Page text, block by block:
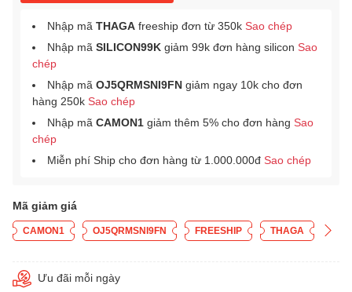
Nhập mã THAGA freeship đơn từ 350k Sao chép
Nhập mã SILICON99K giảm 99k đơn hàng silicon Sao
chép
Nhập mã OJ5QRMSNI9FN giảm ngay 10k cho đơn
hàng 250k Sao chép
Nhập mã CAMON1 giảm thêm 5% cho đơn hàng Sao
chép
Miễn phí Ship cho đơn hàng từ 1.000.000đ Sao chép
Mã giảm giá
CAMON1 OJ5QRMSNI9FN FREESHIP THAGA
Ưu đãi mỗi ngày